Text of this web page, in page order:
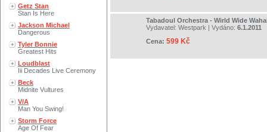
Getz Stan
Stan Is Here
Jackson Michael
Dangerous
Tyler Bonnie
Greatest Hits
Loudblast
Iii Decades Live Ceremony
Beck
Midnite Vultures
V/A
Man You Swing!
Storm Force
Age Of Fear
Tabadoul Orchestra - Wirld Wide
Vydavatel: Westpark | Vydáno: 6.1.2011
Cena: 599 Kč